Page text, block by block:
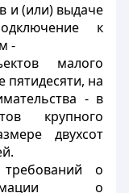
и (или) выдаче
к
-
малого
пятидесяти, на
- в
крупного
двухсот
о
о